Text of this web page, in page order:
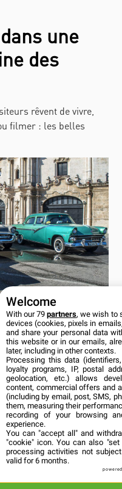
une
des
rêvent de vivre,
filmer : les belles
XXe siècle, temps de
Unis, on considérait
de ce pays. Les
bien que mal survécu
ou
le pavé ou le
en province. Et faire
d'un autre
rêve d'enfant. Le
par le Malecón,
canapé de la Havane.
Welcome
With our 79partners, we wish to
devices (cookies, pixels in
and share your personal data
this website or in our emails,
later, including in other contexts.
Processing this data
loyalty programs, IP, postal
geolocation, etc.) allows
content, commercial offers and
(including by email, post, SMS,
them, measuring their
recording of your browsing
experience.
You can "accept all" and
"cookie" icon. You can also
processing activities not
valid for 6 months.